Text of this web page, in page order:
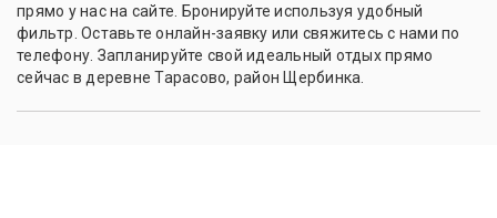
прямо у нас на сайте. Бронируйте используя удобный
фильтр. Оставьте онлайн-заявку или свяжитесь с нами по
телефону. Запланируйте свой идеальный отдых прямо
сейчас в деревне Тарасово, район Щербинка.